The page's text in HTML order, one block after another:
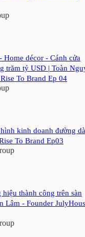
Home décor - Cánh cửa
trăm tỷ USD | Toàn
To Brand Ep 04
kinh doanh đường
To Brand Ep03
thành công trên sàn
Lâm - Founder